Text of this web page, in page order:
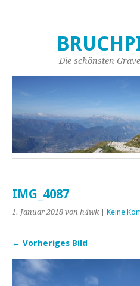
Die schönsten
IMG_4087
1. Januar 2018 von h4wk| Keine
← Vorheriges Bild